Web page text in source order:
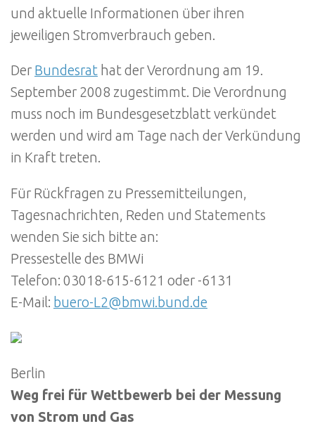
und aktuelle Informationen über ihren
jeweiligen Stromverbrauch geben.
Der Bundesrat hat der Verordnung am 19.
September 2008 zugestimmt. Die Verordnung
muss noch im Bundesgesetzblatt verkündet
werden und wird am Tage nach der Verkündung
in Kraft treten.
Für Rückfragen zu Pressemitteilungen,
Tagesnachrichten, Reden und Statements
wenden Sie sich bitte an:
Pressestelle des BMWi
Telefon: 03018-615-6121 oder -6131
E-Mail: buero-L2@bmwi.bund.de
Berlin
Weg frei für Wettbewerb bei der Messung
von Strom und Gas